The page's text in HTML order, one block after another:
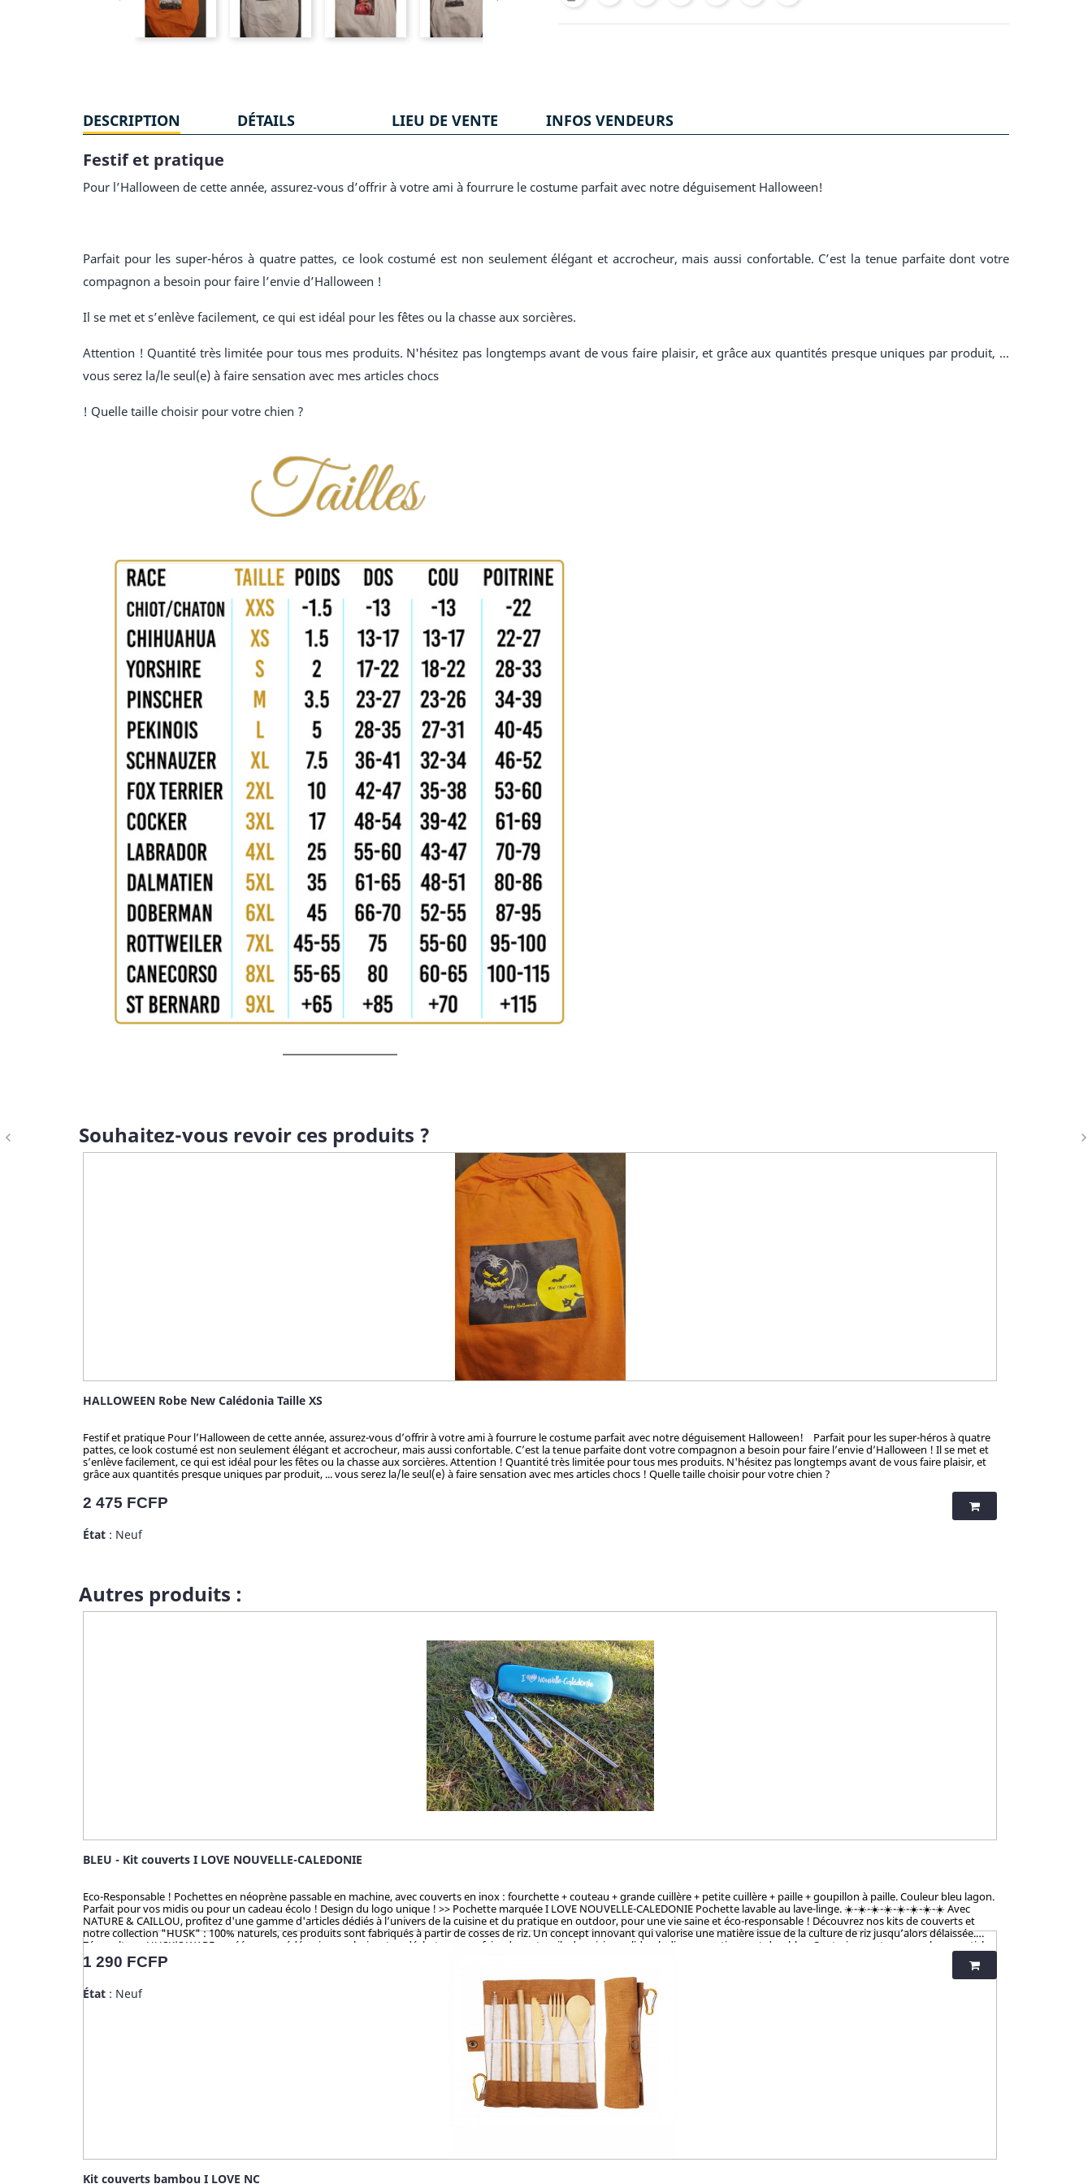
navigate_before navigate_next
DESCRIPTION DÉTAILS LIEU DE VENTE INFOS VENDEURS
Festif et pratique
Pour l’Halloween de cette année, assurez-vous d’offrir à votre ami à fourrure le costume parfait avec notre déguisement Halloween!
Parfait pour les super-héros à quatre pattes, ce look costumé est non seulement élégant et accrocheur, mais aussi confortable. C’est la tenue parfaite dont votre
compagnon a besoin pour faire l’envie d’Halloween !
Il se met et s’enlève facilement, ce qui est idéal pour les fêtes ou la chasse aux sorcières.
Attention ! Quantité très limitée pour tous mes produits. N'hésitez pas longtemps avant de vous faire plaisir, et grâce aux quantités presque uniques par produit, ...
vous serez la/le seul(e) à faire sensation avec mes articles chocs
! Quelle taille choisir pour votre chien ?
Souhaitez-vous revoir ces produits ?
HALLOWEEN Robe New Calédonia Taille XS
Festif et pratique Pour l’Halloween de cette année, assurez-vous d’offrir à votre ami à fourrure le costume parfait avec notre déguisement Halloween! Parfait pour les super-héros à quatre
pattes, ce look costumé est non seulement élégant et accrocheur, mais aussi confortable. C’est la tenue parfaite dont votre compagnon a besoin pour faire l’envie d’Halloween ! Il se met et
s’enlève facilement, ce qui est idéal pour les fêtes ou la chasse aux sorcières. Attention ! Quantité très limitée pour tous mes produits. N'hésitez pas longtemps avant de vous faire plaisir, et
grâce aux quantités presque uniques par produit, ... vous serez la/le seul(e) à faire sensation avec mes articles chocs ! Quelle taille choisir pour votre chien ?
Prix
2 475 FCFP
État : Neuf
Autres produits :
BLEU - Kit couverts I LOVE NOUVELLE-CALEDONIE
Eco-Responsable ! Pochettes en néoprène passable en machine, avec couverts en inox : fourchette + couteau + grande cuillère + petite cuillère + paille + goupillon à paille. Couleur bleu lagon.
Parfait pour vos midis ou pour un cadeau écolo ! Design du logo unique ! >> Pochette marquée I LOVE NOUVELLE-CALEDONIE Pochette lavable au lave-linge. ☀️-☀️-☀️-☀️-☀️-☀️-☀️-☀️ Avec
NATURE & CAILLOU, profitez d'une gamme d'articles dédiés à l’univers de la cuisine et du pratique en outdoor, pour une vie saine et éco-responsable ! Découvrez nos kits de couverts et
notre collection "HUSK" : 100% naturels, ces produits sont fabriqués à partir de cosses de riz. Un concept innovant qui valorise une matière issue de la culture de riz jusqu’alors délaissée.
Zéro culture, HUSK’S WARE a créé un procédé unique valorisant ce déchet pour en faire des ustencils de cuisine solides, ludiques, pratiques et durables. Contrairement aux nombreux articles
en bambou qui contiennent du mélaminé pour la coloration et le vernis, ces articles en cosse de riz sont 100% naturels, vertueux, totalement sains et 100% biodégradables. Breveté : procédé
analysé et certifié par la TUV (Allemagne), SGS (Suisse), BOKEN (Japon), CTI (Chine), FDA (USA) pour ses hauts standards en eco-friendliness et non-toxicité.
Prix
1 290 FCFP
État : Neuf
Kit couverts bambou I LOVE NC